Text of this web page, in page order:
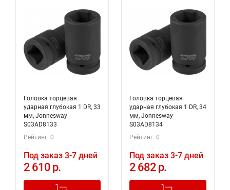
Головка торцевая
ударная глубокая 1 DR, 33
мм, Jonnesway
S03AD8133
Рейтинг: 0
Под заказ 3-7 дней
2 610 р.
Добавлено в корзину
Головка торцевая
ударная глубокая 1 DR, 34
мм, Jonnesway
S03AD8134
Рейтинг: 0
Под заказ 3-7 дней
2 682 р.
Добавлено в корзину